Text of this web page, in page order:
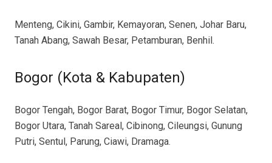
Menteng, Cikini, Gambir, Kemayoran, Senen, Johar Baru,
Tanah Abang, Sawah Besar, Petamburan, Benhil.
Bogor (Kota & Kabupaten)
Bogor Tengah, Bogor Barat, Bogor Timur, Bogor Selatan,
Bogor Utara, Tanah Sareal, Cibinong, Cileungsi, Gunung
Putri, Sentul, Parung, Ciawi, Dramaga.